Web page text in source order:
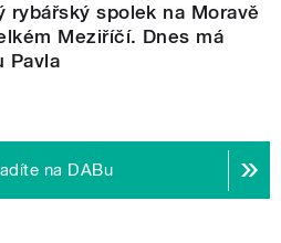
rybářský spolek na Moravě
Meziříčí. Dnes má
Pavla
na DABu